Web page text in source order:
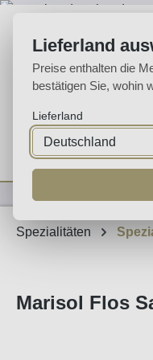
Home Weine
Spezialitäten
Marisol Flos
Lieferland
Preise enthalten die
bestätigen Sie, wohin
Lieferland